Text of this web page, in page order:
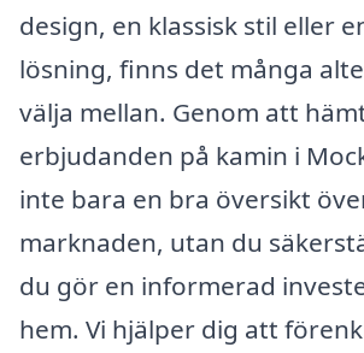
design, en klassisk stil eller
lösning, finns det många
välja mellan. Genom att
erbjudanden på kamin i
inte bara en bra översikt
marknaden, utan du
du gör en informerad
hem. Vi hjälper dig att